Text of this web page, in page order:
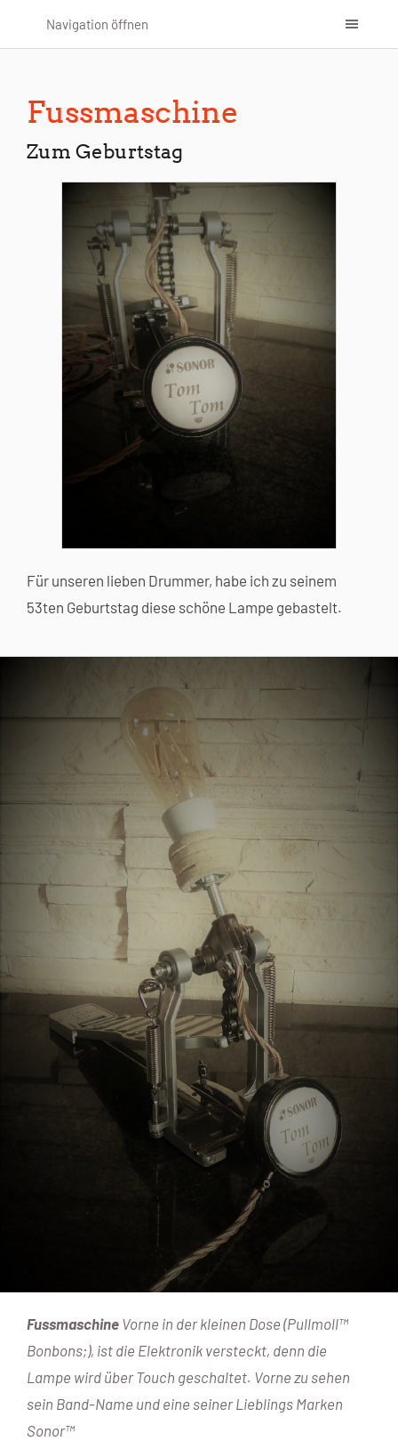
Navigation öffnen
Fussmaschine
Zum Geburtstag
Für unseren lieben Drummer, habe ich zu seinem
53ten Geburtstag diese schöne Lampe gebastelt.
Fussmaschine Vorne in der kleinen Dose (Pullmoll™
Bonbons;), ist die Elektronik versteckt, denn die
Lampe wird über Touch geschaltet. Vorne zu sehen
sein Band-Name und eine seiner Lieblings Marken
Sonor™